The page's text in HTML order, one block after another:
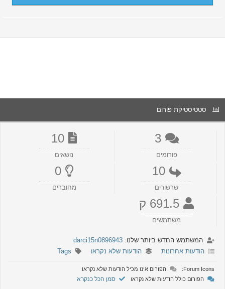
סטטיסטיקת פורום
3
פורומים
10
נושאים
10
שרשורים
0
מחוברים
691.5 ק
משתמשים
המשתמש החדש ביותר שלנו: darci15n0896943
הודעות אחרונות
הודעות שלא נקראו Tags
Forum Icons:
הפורום אינו מכיל הודעות שלא נקראו
הפורום כולל הודעות שלא נקראו
סמן הכל כנקרא